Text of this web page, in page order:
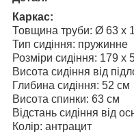
Каркас:
Товщина труби: Ø 63 x
Тип сидіння: пружинне
Розміри сидіння: 179 x
Висота сидіння від
Глибина сидіння: 52 см
Висота спинки: 63 см
Відстань сидіння від
Колір: антрацит